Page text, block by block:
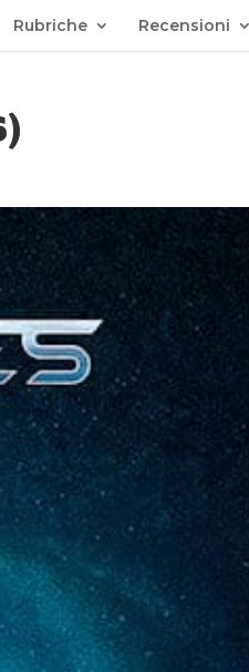
Rubriche Recensioni